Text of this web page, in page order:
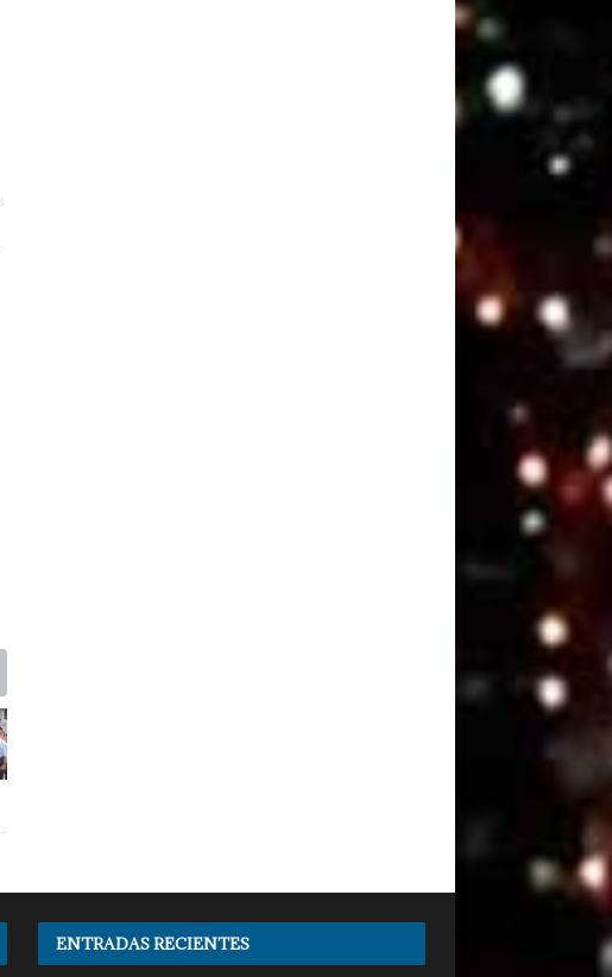
ENTRADAS RECIENTES